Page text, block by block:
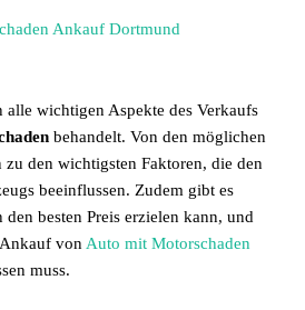
wichtigen Aspekte des Verkaufs
behandelt. Von den möglichen
den wichtigsten Faktoren, die den
beeinflussen. Zudem gibt es
besten Preis erzielen kann, und
von Auto mit Motorschaden
muss.